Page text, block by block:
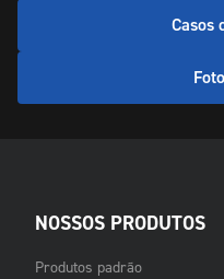
Casos
NOSSOS PRODUTOS
Produtos padrão